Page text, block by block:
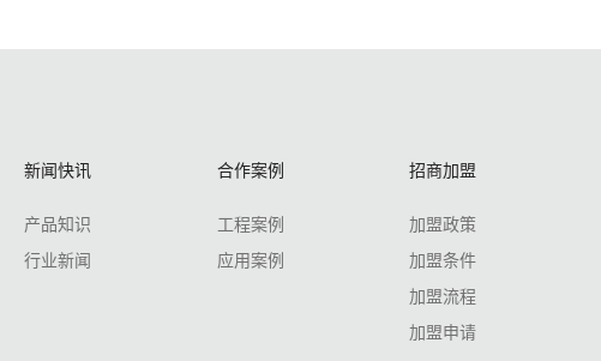
新闻快讯
产品知识
行业新闻
合作案例
工程案例
应用案例
招商加盟
加盟政策
加盟条件
加盟流程
加盟申请